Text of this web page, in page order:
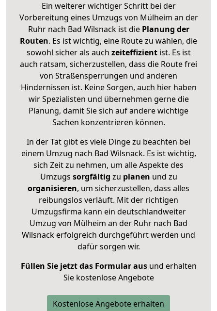
Ein weiterer wichtiger Schritt bei der
Vorbereitung eines Umzugs von Mülheim an der
Ruhr nach Bad Wilsnack ist diePlanung der
Routen. Es ist wichtig, eine Route zu wählen, die
sowohl sicher als auch zeiteffizientist. Es ist
auch ratsam, sicherzustellen, dass die Route frei
von Straßensperrungen und anderen
Hindernissen ist. Keine Sorgen, auch hier haben
wir Spezialisten und übernehmen gerne die
Planung, damit Sie sich auf andere wichtige
Sachen konzentrieren können.
In der Tat gibt es viele Dinge zu beachten bei
einem Umzug nach Bad Wilsnack. Es ist wichtig,
sich Zeit zu nehmen, um alle Aspekte des
Umzugs sorgfältig zu planen und zu
organisieren, um sicherzustellen, dass alles
reibungslos verläuft. Mit der richtigen
Umzugsfirma kann ein deutschlandweiter
Umzug von Mülheim an der Ruhr nach Bad
Wilsnack erfolgreich durchgeführt werden und
dafür sorgen wir.
Füllen Sie jetzt das Formular ausund erhalten
Sie kostenlose Angebote
Kostenlose Angebote erhalten